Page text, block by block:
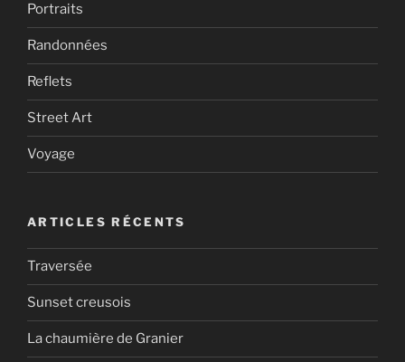
Portraits
Randonnées
Reflets
Street Art
Voyage
ARTICLES RÉCENTS
Traversée
Sunset creusois
La chaumière de Granier